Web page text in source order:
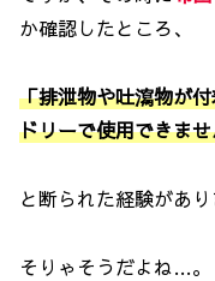
か確認したところ、
「排泄物や吐瀉物が
ドリーで使用できま
と断られた経験があり
そりゃそうだよね…。